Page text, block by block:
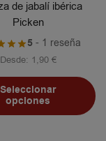
de jabalí ibérica
Picken
5 - 1 reseña
Desde: 1,90 €
Seleccionar
opciones